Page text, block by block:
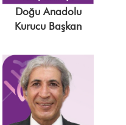
Doğu Anadolu
Kurucu Başkan